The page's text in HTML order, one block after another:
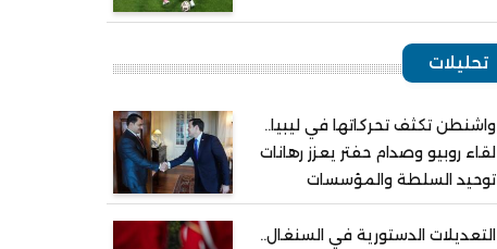
تحليلات
واشنطن تكثف تحركاتها في ليبيا..
لقاء روبيو وصدام حفتر يعزز رهانات
توحيد السلطة والمؤسسات
التعديلات الدستورية في السنغال..